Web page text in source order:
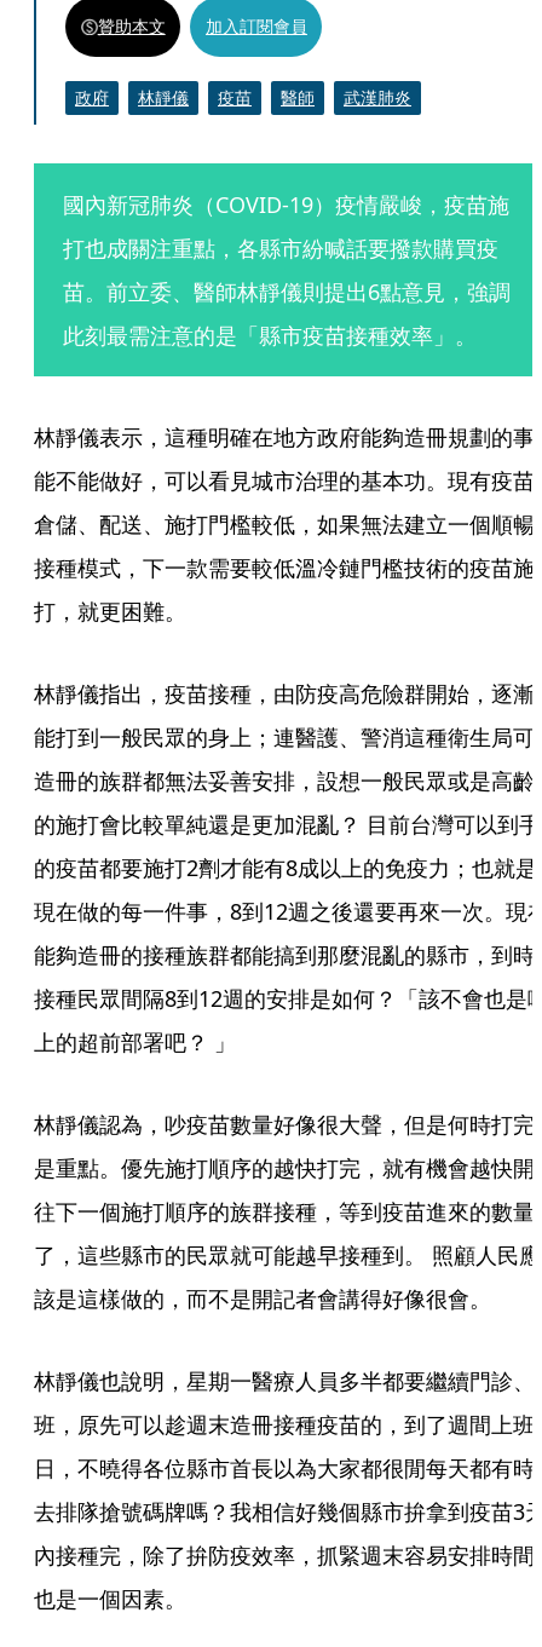
贊助本文 加入訂閱會員
政府 林靜儀 疫苗 醫師 武漢肺炎
國內新冠肺炎（COVID-19）疫情嚴峻，疫苗施
打也成關注重點，各縣市紛喊話要撥款購買疫
苗。前立委、醫師林靜儀則提出6點意見，強調
此刻最需注意的是「縣市疫苗接種效率」。
林靜儀表示，這種明確在地方政府能夠造冊規劃的事
能不能做好，可以看見城市治理的基本功。現有疫苗
倉儲、配送、施打門檻較低，如果無法建立一個順暢
接種模式，下一款需要較低溫冷鏈門檻技術的疫苗施
打，就更困難。
林靜儀指出，疫苗接種，由防疫高危險群開始，逐漸
能打到一般民眾的身上；連醫護、警消這種衛生局可
造冊的族群都無法妥善安排，設想一般民眾或是高齡
的施打會比較單純還是更加混亂？ 目前台灣可以到手
的疫苗都要施打2劑才能有8成以上的免疫力；也就是
現在做的每一件事，8到12週之後還要再來一次。現
能夠造冊的接種族群都能搞到那麼混亂的縣市，到時
接種民眾間隔8到12週的安排是如何？「該不會也是
上的超前部署吧？ 」
林靜儀認為，吵疫苗數量好像很大聲，但是何時打完
是重點。優先施打順序的越快打完，就有機會越快開
往下一個施打順序的族群接種，等到疫苗進來的數量
了，這些縣市的民眾就可能越早接種到。 照顧人民應
該是這樣做的，而不是開記者會講得好像很會。
林靜儀也說明，星期一醫療人員多半都要繼續門診、
班，原先可以趁週末造冊接種疫苗的，到了週間上班
日，不曉得各位縣市首長以為大家都很閒每天都有時
去排隊搶號碼牌嗎？我相信好幾個縣市拚拿到疫苗3
內接種完，除了拚防疫效率，抓緊週末容易安排時間
也是一個因素。